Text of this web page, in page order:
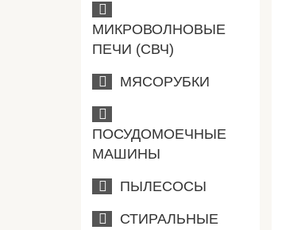
МИКРОВОЛНОВЫЕ
ПЕЧИ (СВЧ)
МЯСОРУБКИ
ПОСУДОМОЕЧНЫЕ
МАШИНЫ
ПЫЛЕСОСЫ
СТИРАЛЬНЫЕ